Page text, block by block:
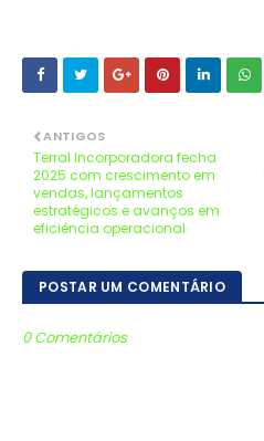
ANTIGOS
Terral Incorporadora fecha
2025 com crescimento em
vendas, lançamentos
estratégicos e avanços em
eficiência operacional
POSTAR UM COMENTÁRIO
0 Comentários